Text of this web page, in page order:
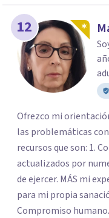
12
Ofrezco mi
las problemáticas
recursos que son: 1. Conocimientos adquiridos y
actualizados por
de ejercer. MÁS mi
para mi propia
Compromiso humano. Toda la experiencia que he vivido a